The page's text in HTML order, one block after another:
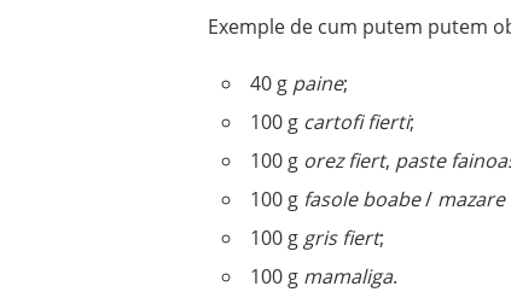
Exemple de cum putem putem
40 g paine;
100 g cartofi fierti;
100 g orez fiert, paste
100 g fasole boabe/
100 g gris fiert;
100 g mamaliga.